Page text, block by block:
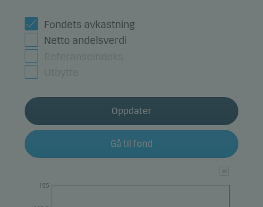
Fondets avkastning
Netto andelsverdi
Oppdater
Gå til fond
105